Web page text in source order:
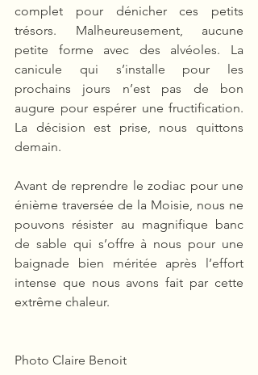
complet pour dénicher ces petits
trésors. Malheureusement, aucune
petite forme avec des alvéoles. La
canicule qui s’installe pour les
prochains jours n’est pas de bon
augure pour espérer une fructification.
La décision est prise, nous quittons
demain.
Avant de reprendre le zodiac pour une
énième traversée de la Moisie, nous ne
pouvons résister au magnifique banc
de sable qui s’offre à nous pour une
baignade bien méritée après l’effort
intense que nous avons fait par cette
extrême chaleur.
Photo Claire Benoit